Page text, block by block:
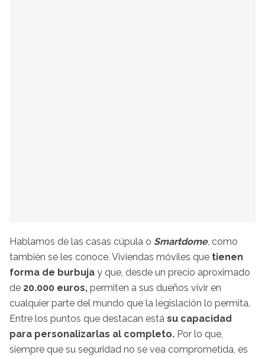
Hablamos de las casas cúpula o Smartdome, como
también se les conoce. Viviendas móviles que tienen
forma de burbuja y que, desde un precio aproximado
de 20.000 euros, permiten a sus dueños vivir en
cualquier parte del mundo que la legislación lo permita.
Entre los puntos que destacan está su capacidad
para personalizarlas al completo. Por lo que,
siempre que su seguridad no se vea comprometida, es